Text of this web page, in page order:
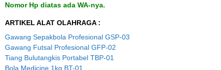
Nomor Hp diatas ada WA-nya.
ARTIKEL ALAT OLAHRAGA :
Gawang Sepakbola Profesional GSP-03
Gawang Futsal Profesional GFP-02
Tiang Bulutangkis Portabel TBP-01
Bola Medicine 1kg BT-01